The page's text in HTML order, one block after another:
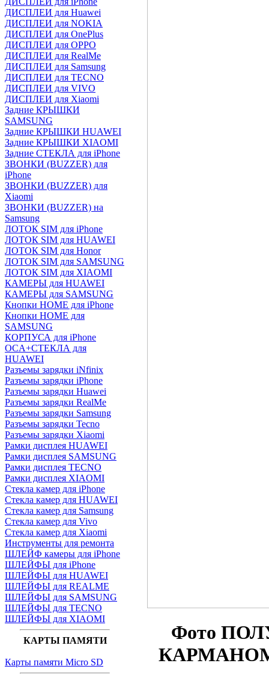
ДИСПЛЕИ для Huawei
ДИСПЛЕИ для NOKIA
ДИСПЛЕИ для OnePlus
ДИСПЛЕИ для OPPO
ДИСПЛЕИ для RealMe
ДИСПЛЕИ для Samsung
ДИСПЛЕИ для TECNO
ДИСПЛЕИ для VIVO
ДИСПЛЕИ для Xiaomi
Задние КРЫШКИ
SAMSUNG
Задние КРЫШКИ HUAWEI
Задние КРЫШКИ XIAOMI
Задние СТЕКЛА для iPhone
ЗВОНКИ (BUZZER) для
iPhone
ЗВОНКИ (BUZZER) для
Xiaomi
ЗВОНКИ (BUZZER) на
Samsung
ЛОТОК SIM для iPhone
ЛОТОК SIM для HUAWEI
ЛОТОК SIM для Honor
ЛОТОК SIM для SAMSUNG
ЛОТОК SIM для XIAOMI
КАМЕРЫ для HUAWEI
КАМЕРЫ для SAMSUNG
Кнопки HOME для iPhone
Кнопки HOME для
SAMSUNG
КОРПУСА для iPhone
OCA+СТЕКЛА для
HUAWEI
Разъемы зарядки iNfinix
Разъемы зарядки iPhone
Разъемы зарядки Huawei
Разъемы зарядки RealMe
Разъемы зарядки Samsung
Разъемы зарядки Tecno
Разъемы зарядки Xiaomi
Рамки дисплея HUAWEI
Рамки дисплея SAMSUNG
Рамки дисплея TECNO
Рамки дисплея XIAOMI
Стекла камер для iPhone
Стекла камер для HUAWEI
Стекла камер для Samsung
Стекла камер для Vivo
Стекла камер для Xiaomi
Инструменты для ремонта
ШЛЕЙФ камеры для iPhone
ШЛЕЙФЫ для iPhone
ШЛЕЙФЫ для HUAWEI
ШЛЕЙФЫ для REALME
ШЛЕЙФЫ для SAMSUNG
ШЛЕЙФЫ для TECNO
ШЛЕЙФЫ для XIAOMI
КАРТЫ ПАМЯТИ
Карты памяти Micro SD
Фото
КАРМАНОМ